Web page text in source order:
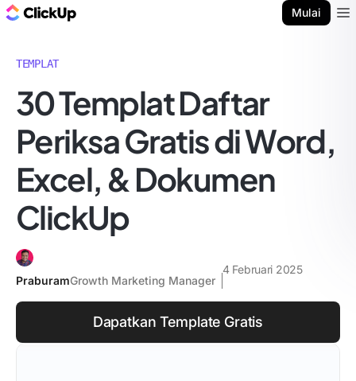
Mulai
TEMPLAT
30 Templat Daftar
Periksa Gratis di Word,
Excel, & Dokumen
ClickUp
PraburamGrowth Marketing Manager
4 Februari 2025
Dapatkan Template Gratis